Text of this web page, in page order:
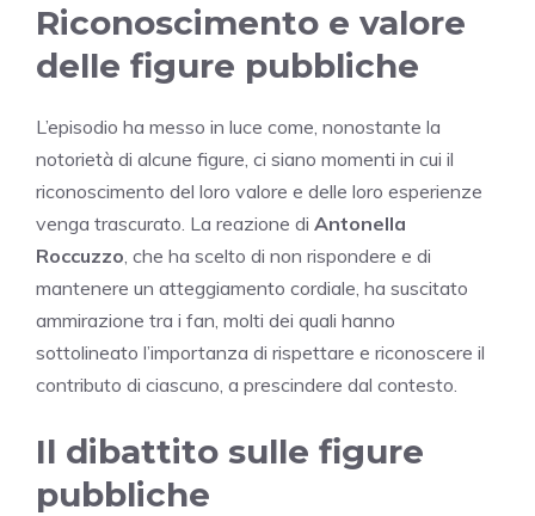
Riconoscimento e valore
delle figure pubbliche
L’episodio ha messo in luce come, nonostante la
notorietà di alcune figure, ci siano momenti in cui il
riconoscimento del loro valore e delle loro esperienze
venga trascurato. La reazione di Antonella
Roccuzzo , che ha scelto di non rispondere e di
mantenere un atteggiamento cordiale, ha suscitato
ammirazione tra i fan, molti dei quali hanno
sottolineato l’importanza di rispettare e riconoscere il
contributo di ciascuno, a prescindere dal contesto.
Il dibattito sulle figure
pubbliche